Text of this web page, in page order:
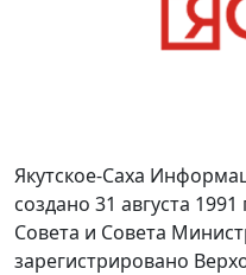
Якутское-Саха
создано 31 августа
Совета и Совета
зарегистрировано